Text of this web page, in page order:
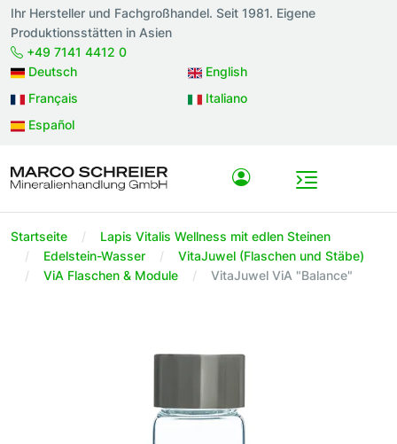
Ihr Hersteller und Fachgroßhandel. Seit 1981. Eigene
Produktionsstätten in Asien
+49 7141 4412 0
Deutsch
English
Français
Italiano
Español
Startseite
Lapis Vitalis Wellness mit edlen Steinen
Edelstein-Wasser
VitaJuwel (Flaschen und Stäbe)
ViA Flaschen & Module
VitaJuwel ViA "Balance"